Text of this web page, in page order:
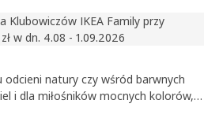
Klubowiczów IKEA Family przy
w dn. 4.08 - 1.09.2026
natury czy wśród barwnych
i dla miłośników mocnych kolorów, i
Nasza pościel do łóżka może być